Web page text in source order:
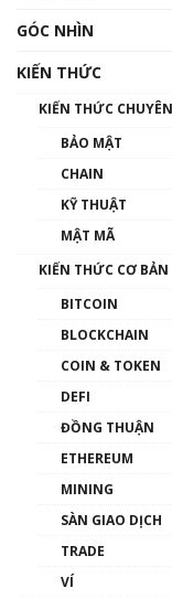
như
Phổ
GÓC NHÌN
KIẾN THỨC
KIẾN THỨC
BẢO MẬT
CHAIN
KỸ THUẬT
MẬT MÃ
KIẾN THỨC CƠ BẢN
BITCOIN
BLOCKCHAIN
COIN & TOKEN
DEFI
ĐỒNG THUẬN
ETHEREUM
MINING
SÀN GIAO DỊCH
TRADE
VÍ